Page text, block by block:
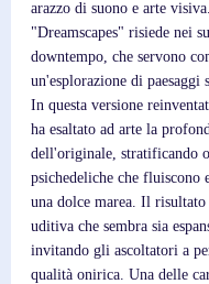
arazzo di suono e arte
"Dreamscapes" risiede nei
downtempo, che servono
un'esplorazione di paesaggi
In questa versione
ha esaltato ad arte la
dell'originale, stratificando
psichedeliche che fluiscono
una dolce marea. Il risultato
uditiva che sembra sia
invitando gli ascoltatori a
qualità onirica. Una delle